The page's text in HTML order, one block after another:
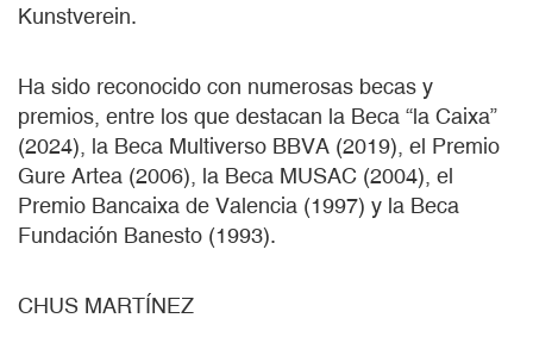
Kunstverein.
Ha sido reconocido con numerosas becas y
premios, entre los que destacan la Beca “la Caixa”
(2024), la Beca Multiverso BBVA (2019), el Premio
Gure Artea (2006), la Beca MUSAC (2004), el
Premio Bancaixa de Valencia (1997) y la Beca
Fundación Banesto (1993).
CHUS MARTÍNEZ